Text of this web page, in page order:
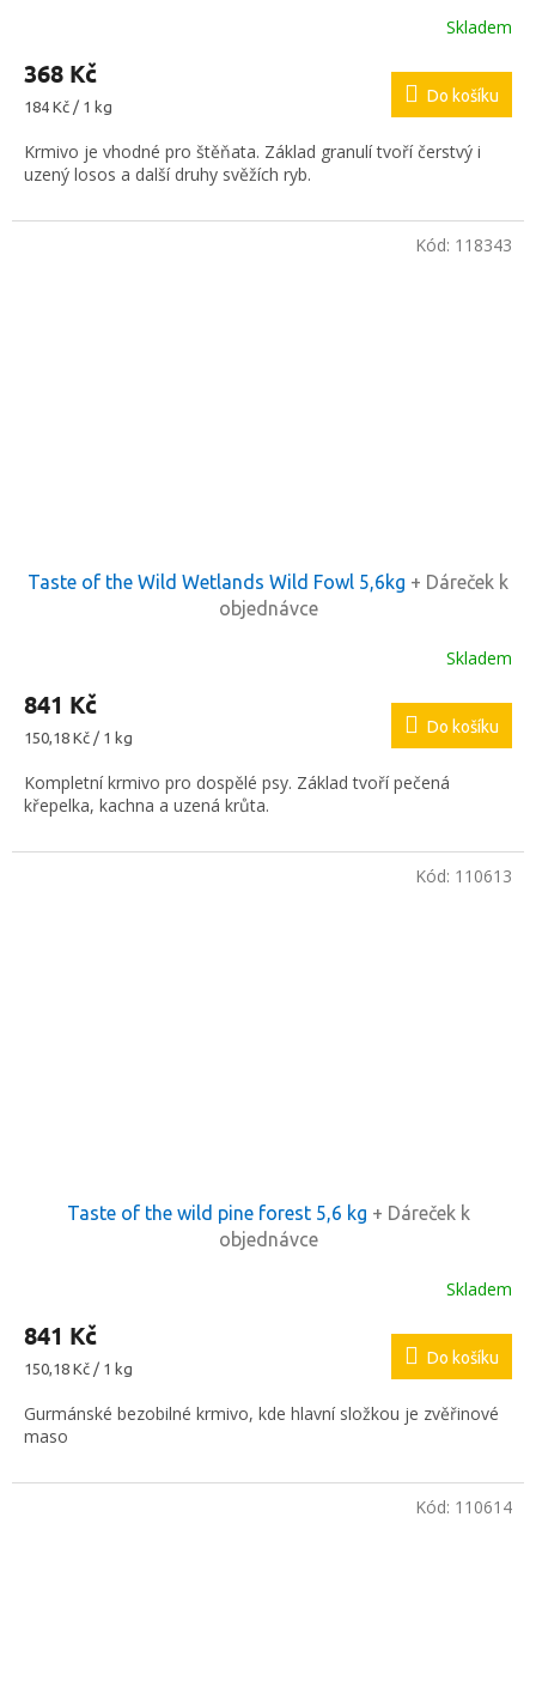
Skladem
368 Kč
Měrná
184 Kč / 1 kg
Do košíku
Krmivo je vhodné pro štěňata. Základ granulí tvoří čerstvý i
uzený losos a další druhy svěžích ryb.
Taste of the Wild Wetlands Wild Fowl 5,6kg + Dáreček k
objednávce
Skladem
841 Kč
Měrná
150,18 Kč / 1 kg
Do košíku
Kompletní krmivo pro dospělé psy. Základ tvoří pečená
křepelka, kachna a uzená krůta.
Kód: 118343
Taste of the wild pine forest 5,6 kg + Dáreček k
objednávce
Skladem
841 Kč
Měrná
150,18 Kč / 1 kg
Do košíku
Gurmánské bezobilné krmivo, kde hlavní složkou je zvěřinové
maso
Kód: 110613
Kód: 110614